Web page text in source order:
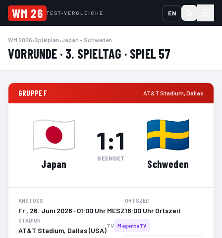
WM 26 TEST-VERGLEICHE EN
WM 2026›Spielplan›Japan – Schweden
VORRUNDE · 3. SPIELTAG · SPIEL 57
GRUPPE F AT&T Stadium,Dallas
Japan
1:1
BEENDET Schweden
ANSTOSS
Fr., 26. Juni 2026 · 01:00 Uhr MESZ
ORTSZEIT
18:00 Uhr Ortszeit
STADION
AT&T Stadium, Dallas (USA)
TV MagentaTV